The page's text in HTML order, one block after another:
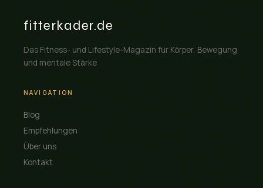
fitterkader.de
Das Fitness- und Lifestyle-Magazin für Körper, Bewegung
und mentale Stärke
NAVIGATION
Blog
Empfehlungen
Über uns
Kontakt